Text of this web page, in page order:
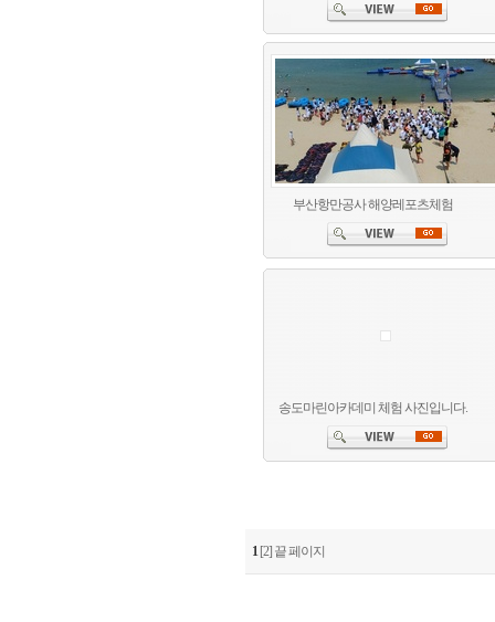
부산항만공사 해양레포츠체험
송도마린아카데미 체험 사진입니다.
1 [2] 끝 페이지